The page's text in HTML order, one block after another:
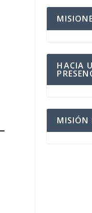
HACIA
MISIÓN